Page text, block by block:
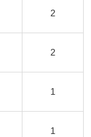
2
2
1
1